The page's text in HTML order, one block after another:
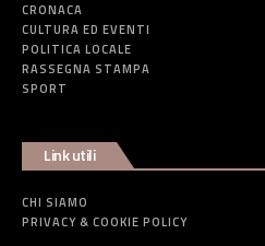
CRONACA
CULTURA ED EVENTI
POLITICA LOCALE
RASSEGNA STAMPA
SPORT
Link utili
CHI SIAMO
PRIVACY & COOKIE POLICY